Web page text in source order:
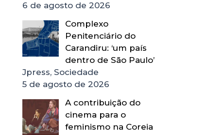
6 de agosto de 2026
Complexo
Penitenciário do
Carandiru: ‘um país
dentro de São Paulo’
Jpress, Sociedade
5 de agosto de 2026
A contribuição do
cinema para o
feminismo na Coreia